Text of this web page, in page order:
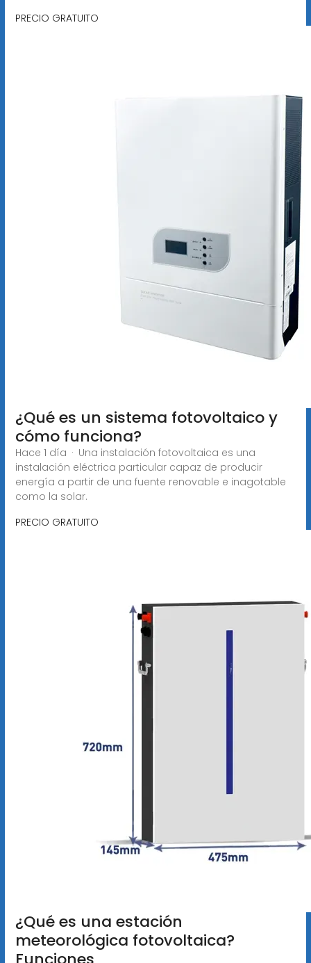
PRECIO GRATUITO
¿Qué es un sistema fotovoltaico y
cómo funciona?
Hace 1 día · Una instalación fotovoltaica es una
instalación eléctrica particular capaz de producir
energía a partir de una fuente renovable e inagotable
como la solar.
PRECIO GRATUITO
¿Qué es una estación
meteorológica fotovoltaica?